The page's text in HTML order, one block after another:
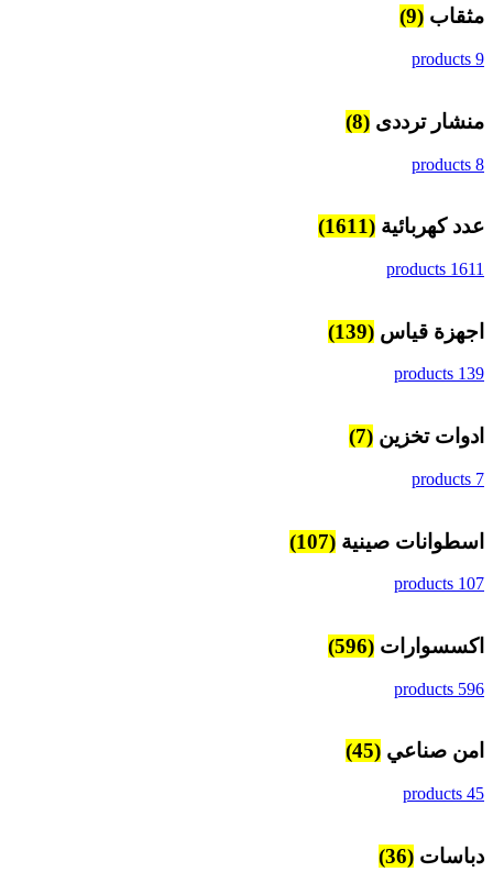
مثقاب (9)
9 products
منشار ترددى (8)
8 products
عدد كهربائية (1611)
1611 products
اجهزة قياس (139)
139 products
ادوات تخزين (7)
7 products
اسطوانات صينية (107)
107 products
اكسسوارات (596)
596 products
امن صناعي (45)
45 products
دباسات (36)